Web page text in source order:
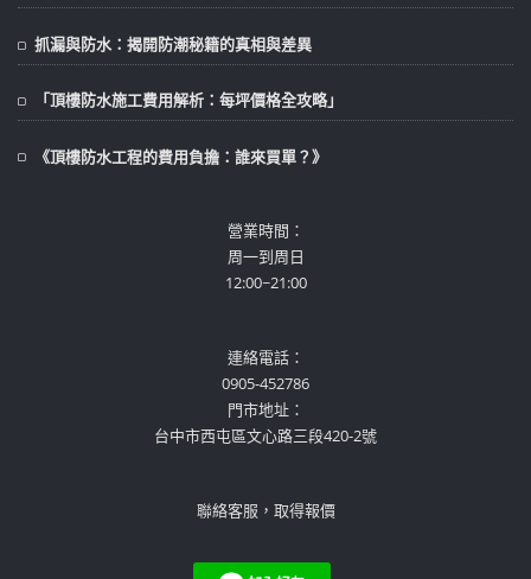
抓漏與防水：揭開防潮秘籍的真相與差異
「頂樓防水施工費用解析：每坪價格全攻略」
《頂樓防水工程的費用負擔：誰來買單？》
營業時間：
周一到周日
12:00~21:00
連絡電話：
0905-452786
門市地址：
台中市西屯區文心路三段420-2號
聯絡客服，取得報價